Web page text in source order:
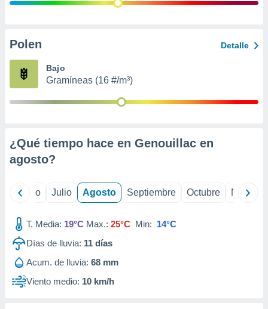
e
publicidad
Polen Detalle
Bajo
Gramíneas (16 #/m³)
¿Qué tiempo hace en Genouillac en
agosto?
Junio Julio Agosto Septiembre Octubre
T. Media: 19°C Max.: 25°C Min: 14°C
Días de lluvia: 11 días
Acum. de lluvia: 68 mm
Viento medio: 10 km/h